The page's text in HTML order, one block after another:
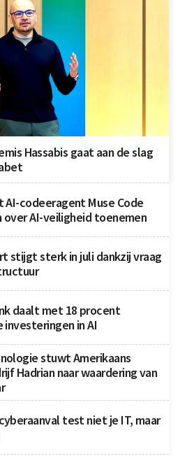
Hassabis gaat aan de slag
codeeragent Muse Code
AI-veiligheid toenemen
stijgt sterk in juli dankzij vraag
daalt met 18 procent
investeringen in AI
stuwt Amerikaans
Hadrian naar waardering van
test niet je IT, maar